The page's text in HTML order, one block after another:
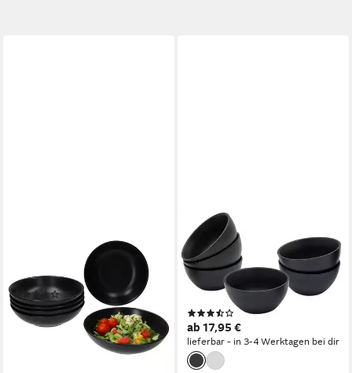
Suppenteller 6x Panther
Suppenteller schwarz 420ml
Steingut 6 Personen
(2)
34,99 € UVP44,99 €
-22%
lieferbar - in 3-4 Werktagen bei dir
SPETEBO
Kombiservice Keramik Teller
Set eckig (1-tlg), Keramik,
Ofen- und
spülmaschinengeeignet
(24)
ab 17,95 €
lieferbar - in 3-4 Werktagen bei dir